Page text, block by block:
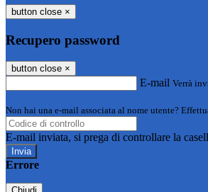
button close ×
Recupero password
button close ×
E-mail Verrà
Non hai una e-mail associata al nome utente?
E-mail inviata, si prega di controllare la
Errore